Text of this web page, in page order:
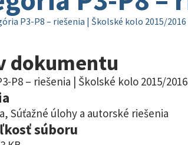
P3-P8 – riešenia | Školské kolo 2015/2016
dokumentu
P8 – riešenia | Školské kolo 2015/2016
, Súťažné úlohy a autorské riešenia
súboru